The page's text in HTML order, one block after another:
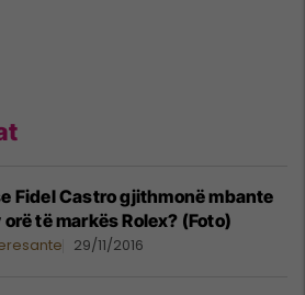
Fidel Castro gjithmonë mbante
orë të markës Rolex? (Foto)
29/11/2016